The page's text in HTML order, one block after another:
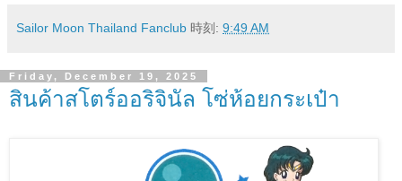
Sailor Moon Thailand Fanclub 時刻: 9:49 AM
Friday, December 19, 2025
สินค้าสโตร์ออริจินัล โซ่ห้อยกระเป๋า